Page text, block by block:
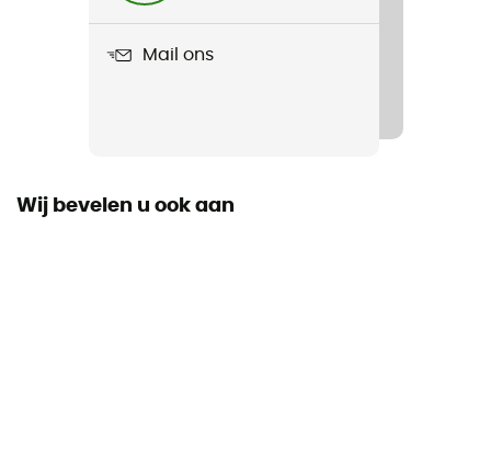
Trekking Temperate
Mail ons
Wij bevelen u ook aan